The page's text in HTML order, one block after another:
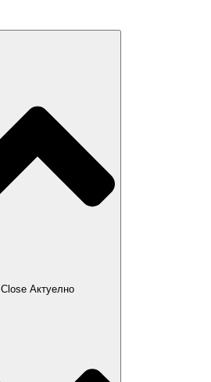
Close Актуелно